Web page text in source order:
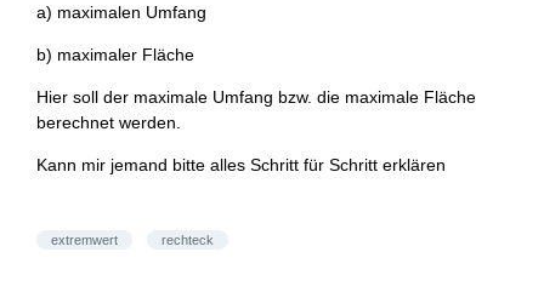
a) maximalen Umfang
b) maximaler Fläche
Hier soll der maximale Umfang bzw. die maximale Fläche
berechnet werden.
Kann mir jemand bitte alles Schritt für Schritt erklären
extremwert rechteck